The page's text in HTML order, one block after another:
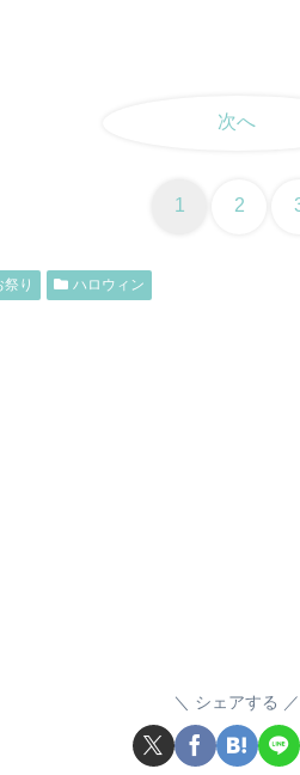
次へ
1 2
り ハロウィン
シェアする